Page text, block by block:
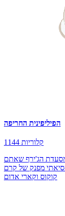
הפיליפינית החריפה
1144 קלוריות
מסעדת הג'ירף שאתם
מפנק של קרם
קוקוס וקארי אדום